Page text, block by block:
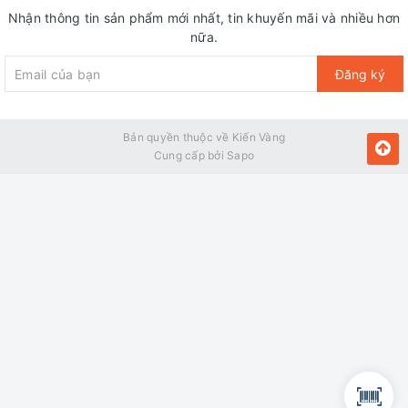
Nhận thông tin sản phẩm mới nhất, tin khuyến mãi và nhiều hơn
nữa.
Đăng ký
Bản quyền thuộc về Kiến Vàng
Cung cấp bởi Sapo